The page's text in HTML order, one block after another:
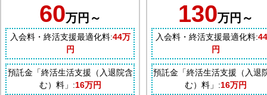
60万円～
入会料・終活支援最適化料:44万
円
預託金「終活生活支援（入退院含
む）料」:16万円
130万円～
入会料・終活支援最適化料:
円
預託金「終活生活支援（入退
む）料」:16万円